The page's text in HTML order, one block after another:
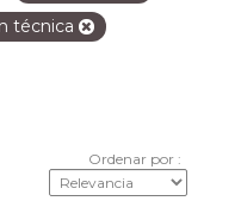
técnica
Ordenar por